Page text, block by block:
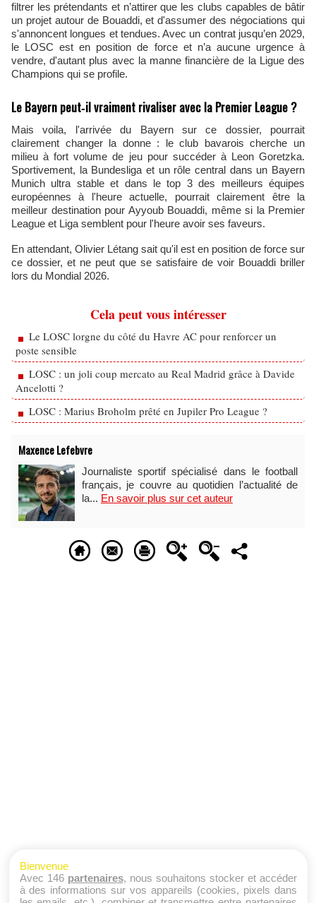
filtrer les prétendants et n’attirer que les clubs capables de bâtir
un projet autour de Bouaddi, et d'assumer des négociations qui
s'annoncent longues et tendues. Avec un contrat jusqu’en 2029,
le LOSC est en position de force et n’a aucune urgence à
vendre, d'autant plus avec la manne financière de la Ligue des
Champions qui se profile.
Le Bayern peut‑il vraiment rivaliser avec la Premier League ?
Mais voila, l'arrivée du Bayern sur ce dossier, pourrait
clairement changer la donne : le club bavarois cherche un
milieu à fort volume de jeu pour succéder à Leon Goretzka.
Sportivement, la Bundesliga et un rôle central dans un Bayern
Munich ultra stable et dans le top 3 des meilleurs équipes
européennes à l'heure actuelle, pourrait clairement être la
meilleur destination pour Ayyoub Bouaddi, même si la Premier
League et Liga semblent pour l'heure avoir ses faveurs.
En attendant, Olivier Létang sait qu'il est en position de force sur
ce dossier, et ne peut que se satisfaire de voir Bouaddi briller
lors du Mondial 2026.
Cela peut vous intéresser
Le LOSC lorgne du côté du Havre AC pour renforcer un
poste sensible
LOSC : un joli coup mercato au Real Madrid grâce à Davide
Ancelotti ?
LOSC : Marius Broholm prêté en Jupiler Pro League ?
Maxence Lefebvre
Journaliste sportif spécialisé dans le football
français, je couvre au quotidien l’actualité de
la... En savoir plus sur cet auteur
Bienvenue
Avec 146 partenaires, nous souhaitons stocker et accéder
à des informations sur vos appareils (cookies, pixels dans